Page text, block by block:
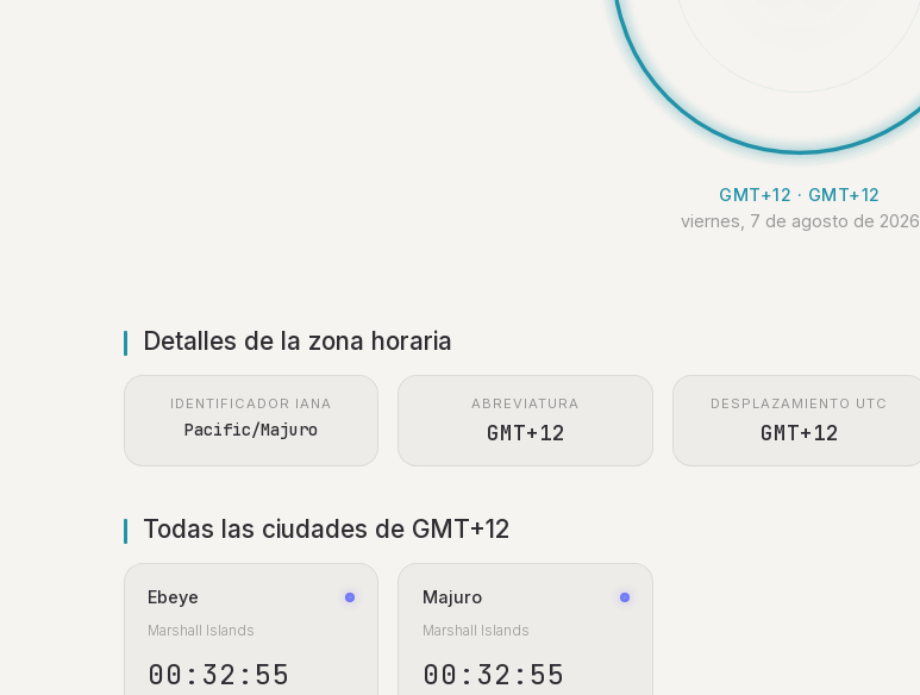
GMT+12 · GMT+12
viernes, 7 de agosto de 2026
Detalles de la zona horaria
IDENTIFICADOR IANA
Pacific/Majuro
ABREVIATURA
GMT+12
DESPLAZAMIENTO UTC
GMT+12
Todas las ciudades de GMT+12
Ebeye
Marshall Islands
00:32:56
Majuro
Marshall Islands
00:32:56